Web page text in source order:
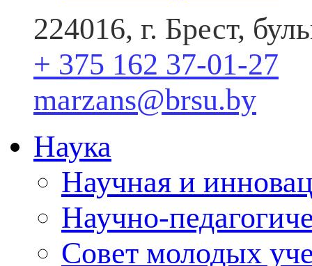
224016, г. Брест,
+ 375 162 37-01-27
marzans@brsu.by
Наука
Научная и
Научно-
Совет молодых